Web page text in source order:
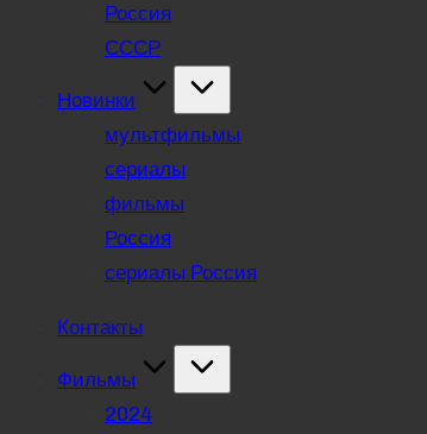
Россия
СССР
Новинки
мультфильмы
сериалы
фильмы
Россия
сериалы Россия
Контакты
Фильмы
2024